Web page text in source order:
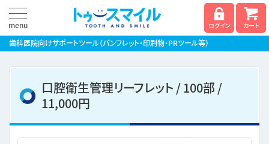
歯科医院向けサポートツール（パンフレット・印刷物・PRツール等）
ログイン カート
口腔衛生管理リーフレット / 100部 /
11,000円
menu